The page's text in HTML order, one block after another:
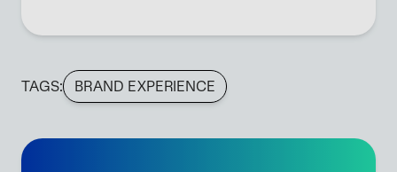
TAGS: BRAND EXPERIENCE